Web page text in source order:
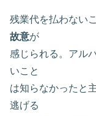
残業代を払わない
故意が
感じられる。アル
いこと
は知らなかったと
逃げる